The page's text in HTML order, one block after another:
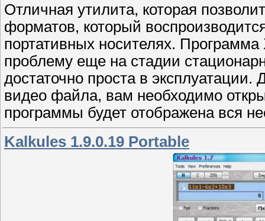
Отличная утилита, которая
форматов, который
портативных носителях.
проблему еще на стадии
достаточно проста в
видео файла, вам необходимо
программы будет отображена вся
Kalkules 1.9.0.19 Portable